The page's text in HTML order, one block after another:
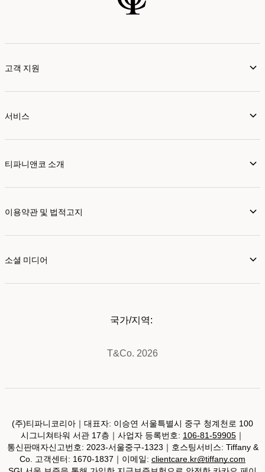
고객 지원
서비스
티파니앤코 소개
이용약관 및 법적고지
소셜 미디어
T&Co. 2026
국가/지역:
(주)티파니코리아｜대표자: 이승연 서울특별시 중구 청계천로 100
시그니쳐타워 서관 17층｜사업자 등록번호: 106-81-59905 ｜
통신판매자신고번호: 2023-서울중구-1323｜호스팅서비스: Tiffany &
Co. 고객센터: 1670-1837｜이메일: clientcare.kr@tiffany.com